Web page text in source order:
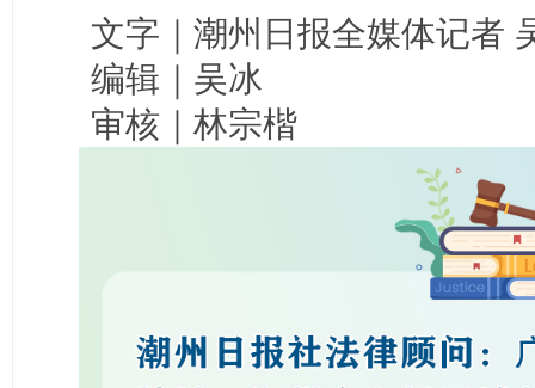
文字｜潮州日报全媒体记者
编辑｜吴冰
审核｜林宗楷